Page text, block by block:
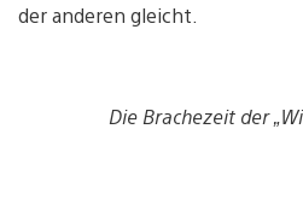
der anderen gleicht.
Die Brachezeit der